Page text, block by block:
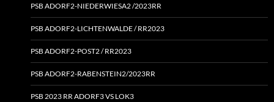
PSB ADORF2-NIEDERWIESA2 /2023RR
PSB ADORF2-LICHTENWALDE / RR2023
PSB ADORF2-POST2 / RR2023
PSB ADORF2-RABENSTEIN2/2023RR
PSB 2023 RR ADORF3 VS LOK3